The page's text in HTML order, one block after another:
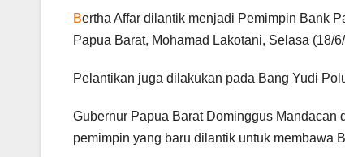
Bertha Affar dilantik menjadi Pemimpin Bank
Papua Barat, Mohamad Lakotani, Selasa (18/
Pelantikan juga dilakukan pada Bang Yudi
Gubernur Papua Barat Dominggus Mandacan
pemimpin yang baru dilantik untuk membawa